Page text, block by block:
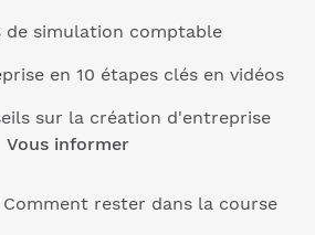
de simulation comptable
en 10 étapes clés en vidéos
sur la création d'entreprise
Vous informer
rester dans la course